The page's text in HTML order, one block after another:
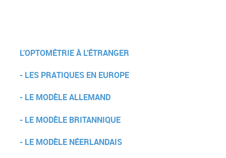
L’OPTOMÉTRIE À L’ÉTRANGER
- LES PRATIQUES EN EUROPE
- LE MODÈLE ALLEMAND
- LE MODÈLE BRITANNIQUE
- LE MODÈLE NÉERLANDAIS